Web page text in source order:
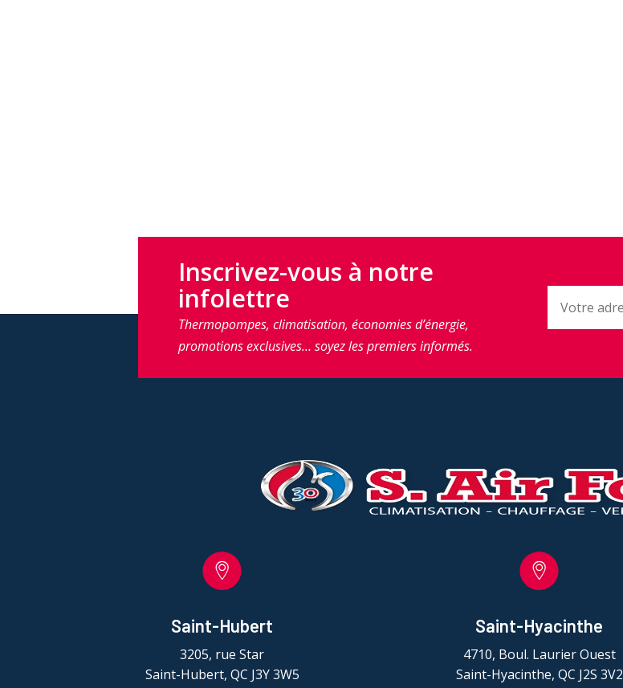
Inscrivez-vous à notre
infolettre
Thermopompes, climatisation, économies d’énergie,
promotions exclusives… soyez les premiers informés.
Saint-Hubert
3205, rue Star
Saint-Hubert, QC J3Y 3W5
Saint-Hyacinthe
4710, Boul. Laurier Ouest
Saint-Hyacinthe, QC J2S 3V2